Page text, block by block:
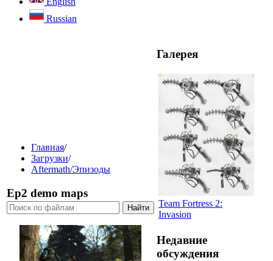
Russian
Главная/
Загрузки/
Aftermath/Эпизоды
Ep2 demo maps
Галерея
Team Fortress 2:
Invasion
Недавние
обсуждения